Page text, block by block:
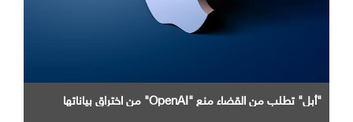
"أبل" تطلب من القضاء منع "OpenAI" من اختراق بياناتها